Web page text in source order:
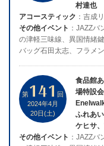
村達也
アコースティック ：吉成
その他イベント ：JAZZバ
の津軽三味線、異国情緒
バッグ石田太志、フラメ
第141 回
2024年4月
20日(土)
食品館
場特設
ふれあ
ケヒサ
その他イベント ：JAZZバ